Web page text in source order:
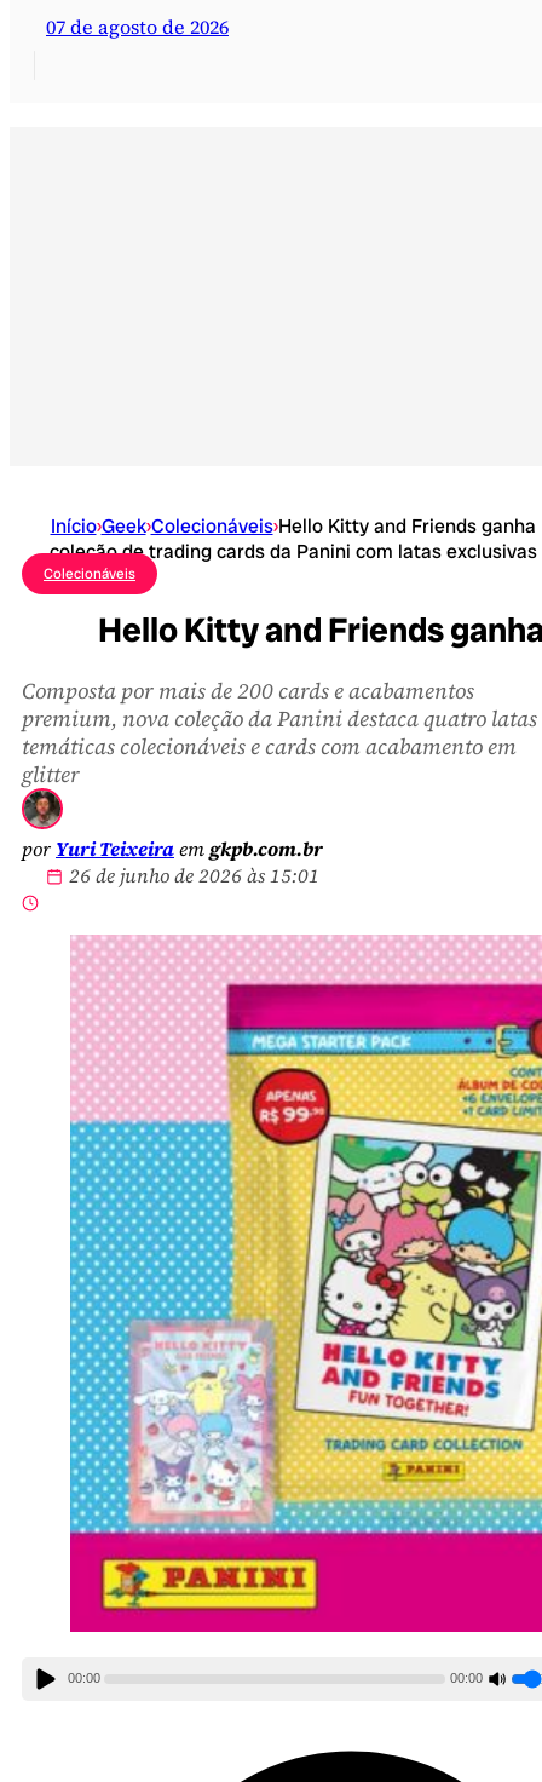
07 de agosto de 2026
Início›Geek›Colecionáveis›Hello Kitty and Friends ganha
coleção de trading cards da Panini com latas exclusivas
Colecionáveis
Hello Kitty and Friends
Composta por mais de 200 cards e acabamentos
premium, nova coleção da Panini destaca quatro latas
temáticas colecionáveis e cards com acabamento em
glitter
por Yuri Teixeiraemgkpb.com.br
26 de junho de 2026 às 15:01
00:00 00:00